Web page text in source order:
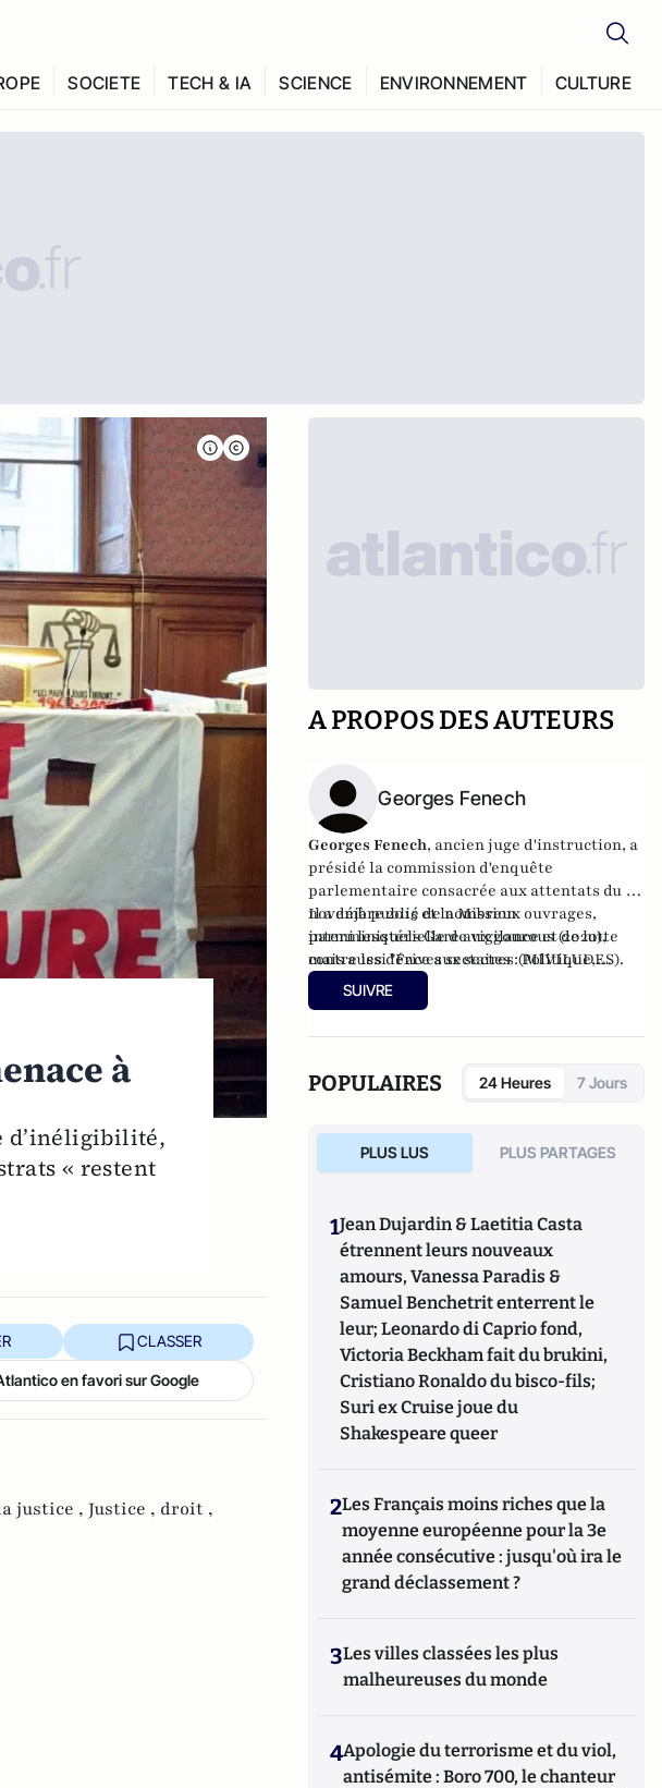
SOCIETE TECH & IA SCIENCE ENVIRONNEMENT CULTURE
à
d’inéligibilité,
« restent
CLASSER
en favori sur Google
justice , Justice , droit ,
A PROPOS DES AUTEURS
Georges Fenech
Georges Fenech, ancien juge d'instruction, a
présidé la commission d'enquête
parlementaire consacrée aux attentats du 13
novembre 2015 et la Mission
interministérielle de vigilance et de lutte
contre les dérives sectaires (MIVILUDES).
Son dernier livre est intitulé
"L'ensauvagement de la France : la
Il a déjà publié de nombreux ouvrages,
parmi lesquels Gare aux gourous (2020),
mais aussi "Face aux sectes : Politique,
Justice, Etat
" (1999) et "
récidivistes : Peut-on les laisser sortir ?
SUIVRE
POPULAIRES 24 Heures 7 Jours
PLUS LUS PLUS PARTAGES
1Jean Dujardin & Laetitia Casta
étrennent leurs nouveaux
amours, Vanessa Paradis &
Samuel Benchetrit enterrent le
leur; Leonardo di Caprio fond,
Victoria Beckham fait du brukini,
Cristiano Ronaldo du bisco-fils;
Suri ex Cruise joue du
Shakespeare queer
2Les Français moins riches que la
moyenne européenne pour la 3e
année consécutive : jusqu'où ira le
grand déclassement ?
3Les villes classées les plus
malheureuses du monde
4Apologie du terrorisme et du viol,
antisémite : Boro 700, le chanteur